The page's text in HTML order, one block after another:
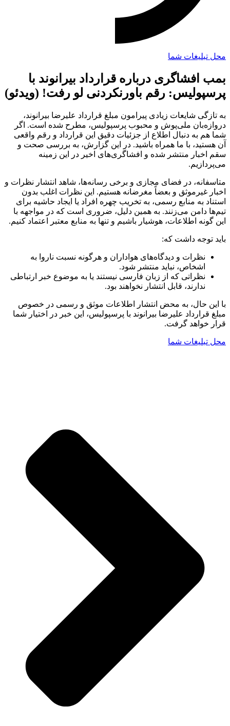
محل تبلیغات شما
بمب افشاگری درباره قرارداد بیرانوند با
پرسپولیس: رقم باورنکردنی لو رفت! (ویدئو)
به تازگی شایعات زیادی پیرامون مبلغ قرارداد علیرضا بیرانوند،
دروازه‌بان ملی‌پوش و محبوب پرسپولیس، مطرح شده است. اگر
شما هم به دنبال اطلاع از جزئیات دقیق این قرارداد و رقم واقعی
آن هستید، با ما همراه باشید. در این گزارش، به بررسی صحت و
سقم اخبار منتشر شده و افشاگری‌های اخیر در این زمینه
می‌پردازیم.
متاسفانه، در فضای مجازی و برخی رسانه‌ها، شاهد انتشار نظرات و
اخبار غیرموثق و بعضاً مغرضانه هستیم. این نظرات اغلب بدون
استناد به منابع رسمی، به تخریب چهره افراد یا ایجاد حاشیه برای
تیم‌ها دامن می‌زنند. به همین دلیل، ضروری است که در مواجهه با
این گونه اطلاعات، هوشیار باشیم و تنها به منابع معتبر اعتماد کنیم.
باید توجه داشت که:
نظرات و دیدگاه‌های هواداران و هرگونه نسبت ناروا به
اشخاص، نباید منتشر شود.
نظراتی که از زبان فارسی نیستند یا به موضوع خبر ارتباطی
ندارند، قابل انتشار نخواهند بود.
با این حال، به محض انتشار اطلاعات موثق و رسمی در خصوص
مبلغ قرارداد علیرضا بیرانوند با پرسپولیس، این خبر در اختیار شما
قرار خواهد گرفت.
محل تبلیغات شما